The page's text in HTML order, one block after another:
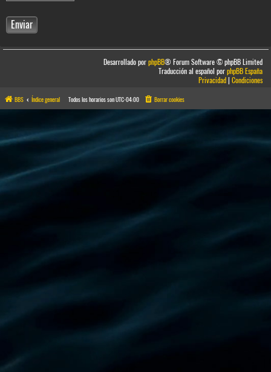
Desarrollado porphpBB® Forum Software © phpBB Limited
Traducción al español porphpBB España
Privacidad|Condiciones
BBS Índice general Todos los horarios sonUTC-04:00 Borrar cookies